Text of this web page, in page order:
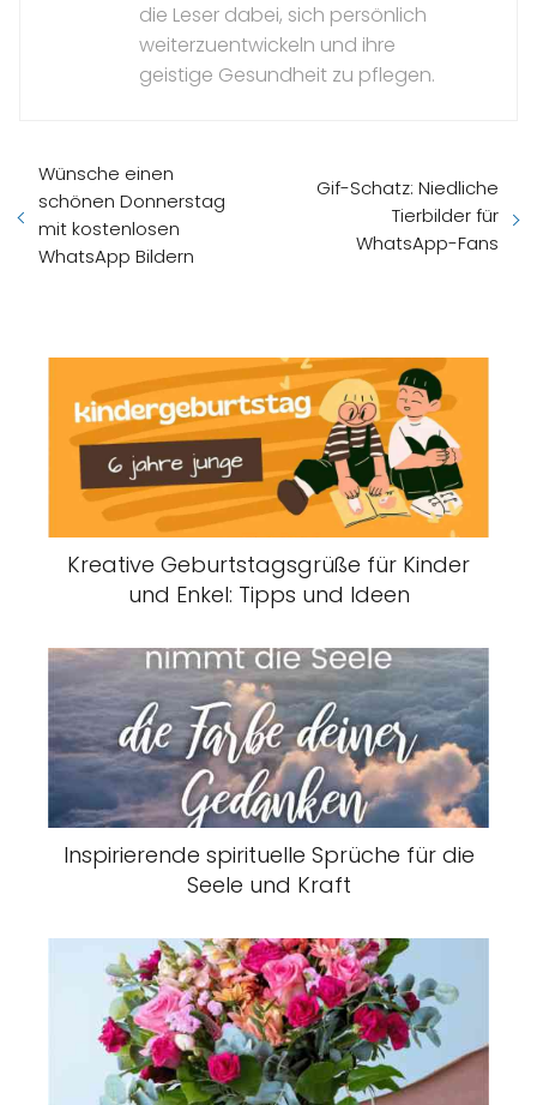
die Leser dabei, sich persönlich
weiterzuentwickeln und ihre
geistige Gesundheit zu pflegen.
Wünsche einen
schönen Donnerstag
mit kostenlosen
WhatsApp Bildern
Gif-Schatz: Niedliche
Tierbilder für
WhatsApp-Fans
Kreative Geburtstagsgrüße für Kinder
und Enkel: Tipps und Ideen
Inspirierende spirituelle Sprüche für die
Seele und Kraft